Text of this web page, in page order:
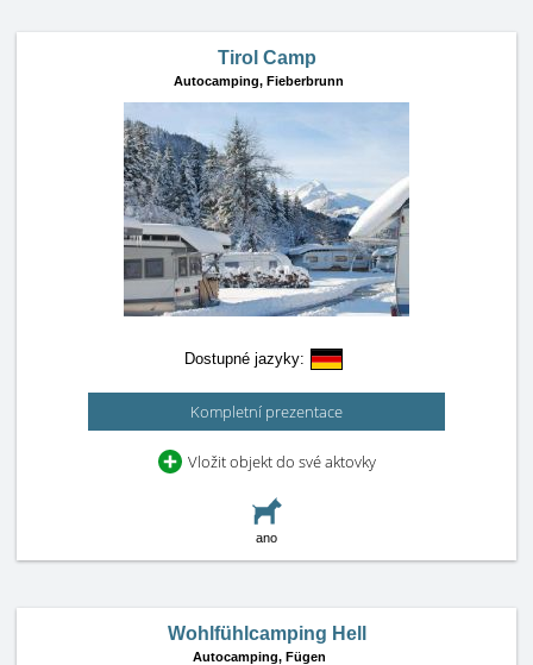
Tirol Camp
Autocamping, Fieberbrunn
Dostupné jazyky:
Kompletní prezentace
Vložit objekt do své aktovky
ano
Wohlfühlcamping Hell
Autocamping, Fügen